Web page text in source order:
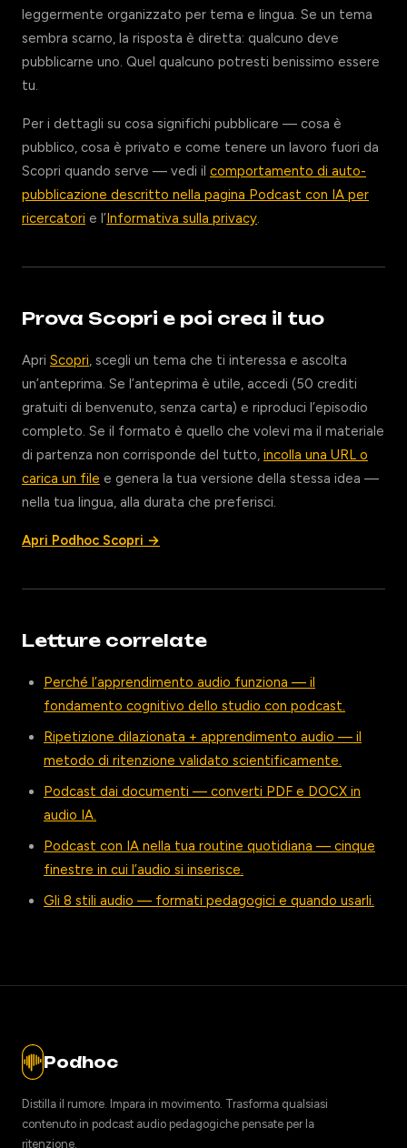
leggermente organizzato per tema e lingua. Se un tema
sembra scarno, la risposta è diretta: qualcuno deve
pubblicarne uno. Quel qualcuno potresti benissimo essere
tu.
Per i dettagli su cosa significhi pubblicare — cosa è
pubblico, cosa è privato e come tenere un lavoro fuori da
Scopri quando serve — vedi il comportamento di auto-
pubblicazione descritto nella pagina Podcast con IA per
ricercatori e l’Informativa sulla privacy.
Prova Scopri e poi crea il tuo
Apri Scopri, scegli un tema che ti interessa e ascolta
un’anteprima. Se l’anteprima è utile, accedi (50 crediti
gratuiti di benvenuto, senza carta) e riproduci l’episodio
completo. Se il formato è quello che volevi ma il materiale
di partenza non corrisponde del tutto, incolla una URL o
carica un file e genera la tua versione della stessa idea —
nella tua lingua, alla durata che preferisci.
Apri Podhoc Scopri →
Letture correlate
Perché l’apprendimento audio funziona — il
fondamento cognitivo dello studio con podcast.
Ripetizione dilazionata + apprendimento audio — il
metodo di ritenzione validato scientificamente.
Podcast dai documenti — converti PDF e DOCX in
audio IA.
Podcast con IA nella tua routine quotidiana — cinque
finestre in cui l’audio si inserisce.
Gli 8 stili audio — formati pedagogici e quando usarli.
Podhoc
Distilla il rumore. Impara in movimento. Trasforma qualsiasi
contenuto in podcast audio pedagogiche pensate per la
ritenzione.